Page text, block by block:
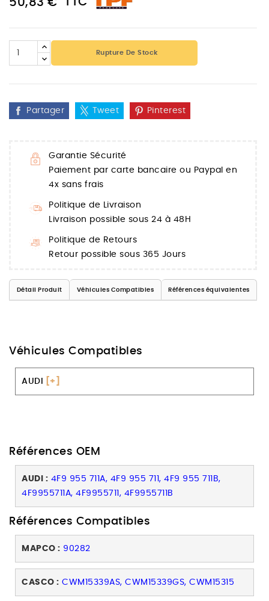
Rupture De Stock
Partager Tweet Pinterest
Garantie Sécurité
Paiement par carte bancaire ou Paypal en
4x sans frais
Politique de Livraison
Livraison possible sous 24 à 48H
Politique de Retours
Retour possible sous 365 Jours
Détail Produit Véhicules Compatibles Références équivalentes
Véhicules Compatibles
AUDI [+]
Références OEM
AUDI : 4F9 955 711A, 4F9 955 711, 4F9 955 711B,
4F9955711A, 4F9955711, 4F9955711B
Références Compatibles
MAPCO : 90282
CASCO : CWM15339AS, CWM15339GS, CWM15315